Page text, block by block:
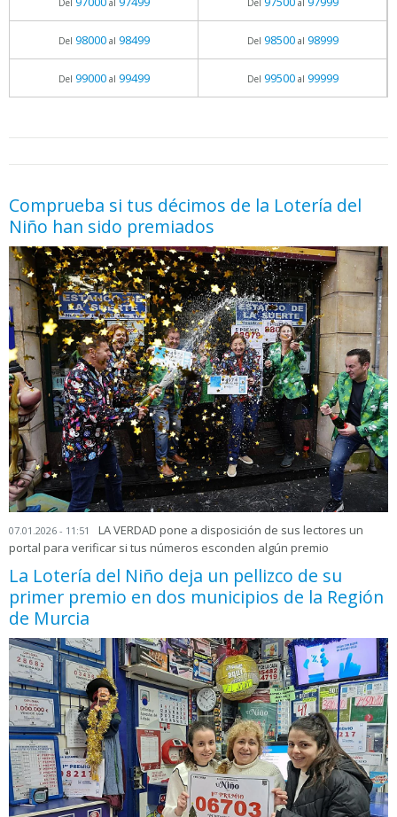
Del al Del al
Del 98000al 98499 Del 98500al 98999
Del 99000al 99499 Del 99500al 99999
Comprueba si tus décimos de la Lotería del
Niño han sido premiados
07.01.2026 - 11:51
LA VERDAD pone a disposición de sus lectores un
portal para verificar si tus números esconden algún premio
La Lotería del Niño deja un pellizco de su
primer premio en dos municipios de la Región
de Murcia